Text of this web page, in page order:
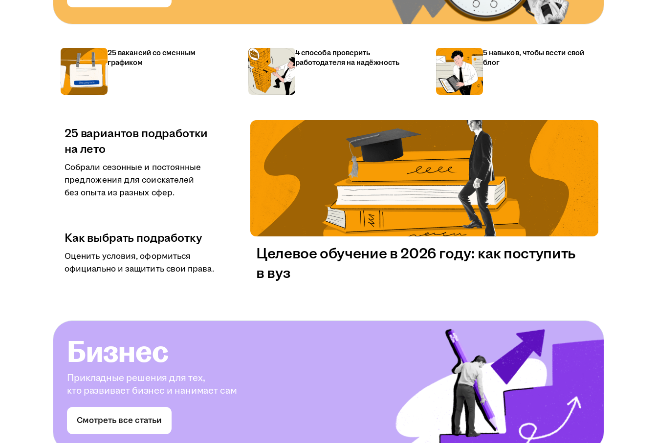
25 вакансий со сменным
графиком
4 способа проверить
работодателя на надёжность
5 навыков, чтобы вести свой
блог
25 вариантов подработки
на лето
Собрали сезонные и постоянные
предложения для соискателей
без опыта из разных сфер.
Как выбрать подработку
Оценить условия, оформиться
официально и защитить свои права.
Целевое обучение в 2026 году: как поступить
в вуз
Бизнес
Прикладные решения для тех,
кто развивает бизнес и нанимает сам
Смотреть все статьи